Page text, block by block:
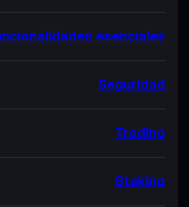
esenciales
Seguridad
Trading
Staking